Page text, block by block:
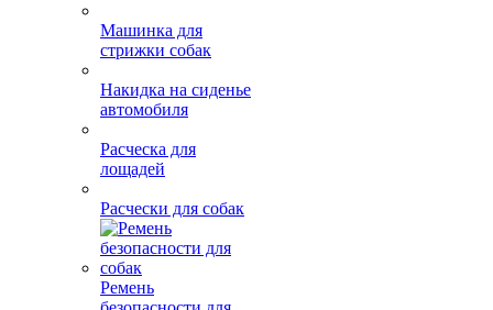
стрижки животных
Машинка для
стрижки собак
Накидка на сиденье
Расческа для
лощадей